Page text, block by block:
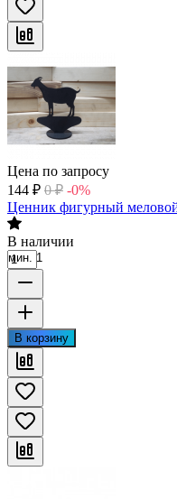
Цена по запросу
144 ₽ 0 ₽ -0%
Ценник фигурный
В наличии
мин. 1
В корзину